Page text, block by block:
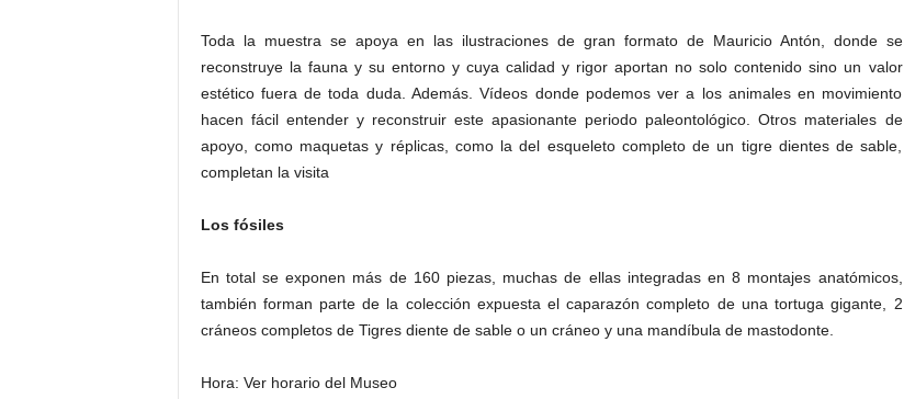
Toda la muestra se apoya en las ilustraciones de gran formato de Mauricio Antón, donde se
reconstruye la fauna y su entorno y cuya calidad y rigor aportan no solo contenido sino un valor
estético fuera de toda duda. Además. Vídeos donde podemos ver a los animales en movimiento
hacen fácil entender y reconstruir este apasionante periodo paleontológico. Otros materiales de
apoyo, como maquetas y réplicas, como la del esqueleto completo de un tigre dientes de sable,
completan la visita
Los fósiles
En total se exponen más de 160 piezas, muchas de ellas integradas en 8 montajes anatómicos,
también forman parte de la colección expuesta el caparazón completo de una tortuga gigante, 2
cráneos completos de Tigres diente de sable o un cráneo y una mandíbula de mastodonte.
Hora: Ver horario del Museo